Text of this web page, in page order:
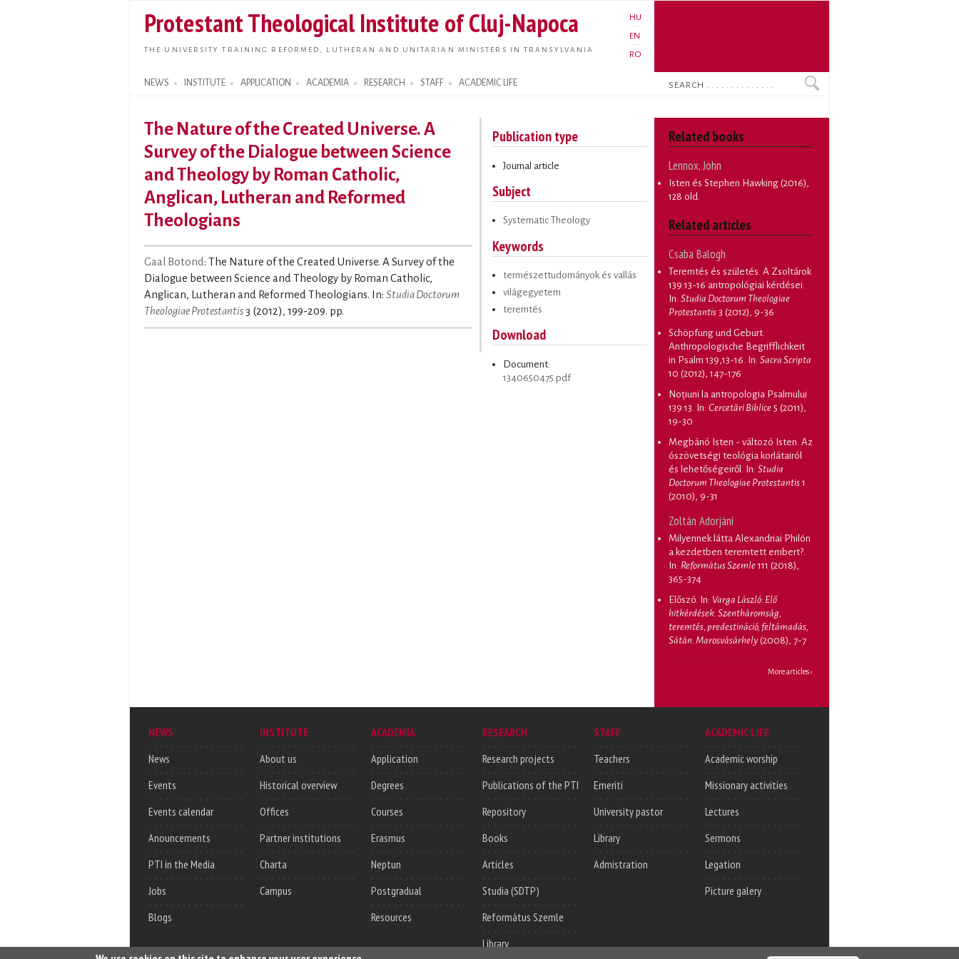
main
content
Protestant Theological Institute of Cluj-Napoca
THE UNIVERSITY TRAINING REFORMED, LUTHERAN AND UNITARIAN MINISTERS IN TRANSYLVANIA
HU
EN
RO
NEWS INSTITUTE APPLICATION ACADEMIA RESEARCH STAFF ACADEMIC LIFE
Search form
Search
The Nature of the Created Universe. A
Survey of the Dialogue between Science
and Theology by Roman Catholic,
Anglican, Lutheran and Reformed
Theologians
Gaal Botond: The Nature of the Created Universe. A Survey of the
Dialogue between Science and Theology by Roman Catholic,
Anglican, Lutheran and Reformed Theologians. In: Studia Doctorum
Theologiae Protestantis3 (2012), 199-209. pp.
Publication type
Journal article
Subject
Systematic Theology
Keywords
természettudományok és vallás
világegyetem
teremtés
Download
Document:
1340650475.pdf
Related books
Lennox, John
Isten és Stephen Hawking (2016),
128 old.
Related articles
Csaba Balogh
Teremtés és születés. A Zsoltárok
139:13-16 antropológiai kérdései
In: Studia Doctorum Theologiae
Protestantis 3 (2012), 9-36
Schöpfung und Geburt.
Anthropologische Begrifflichkeit
in Psalm 139,13-16 . In: Sacra Scripta
10 (2012), 147-176
Noțiuni la antropologia Psalmului
139:13 . In: Cercetări Biblice 5 (2011),
19-30
Megbánó Isten - változó Isten. Az
ószövetségi teológia korlátairól
és lehetőségeiről . In: Studia
Doctorum Theologiae Protestantis1
(2010), 9-31
Zoltán Adorjáni
Milyennek látta Alexandriai Philón
a kezdetben teremtett embert?.
In: Református Szemle111 (2018),
365-374
Előszó. In: Varga László: Elő
hitkérdések. Szentháromság,
teremtés, predestináció, feltámadás,
Sátán. Marosvásárhely (2008), 7-7
More articles ›
NEWS
News
Events
Events calendar
Anouncements
PTI in the Media
Jobs
Blogs
INSTITUTE
About us
Historical overview
Offices
Partner institutions
Charta
Campus
ACADEMIA
Application
Degrees
Courses
Erasmus
Neptun
Postgradual
Resources
RESEARCH
Research projects
Publications of the PTI
Repository
Books
Articles
Studia (SDTP)
Református Szemle
Library
STAFF
Teachers
Emeriti
University pastor
Library
Admistration
ACADEMIC LIFE
Academic worship
Missionary activities
Lectures
Sermons
Legation
Picture galery